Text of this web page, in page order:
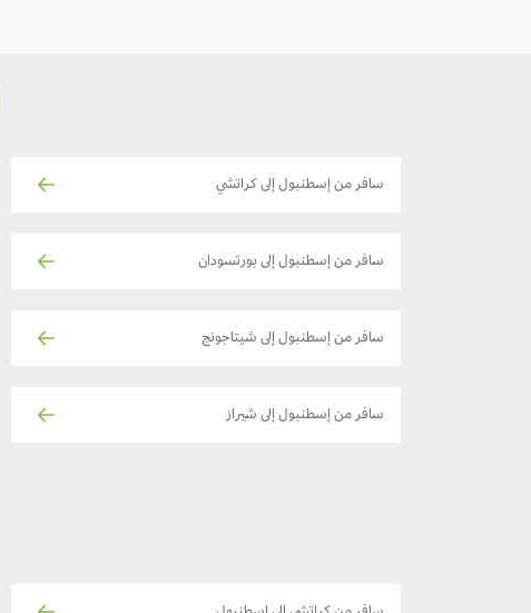
سافر من إسطنبول إلى كراتشي
سافر من إسطنبول إلى بورتسودان
سافر من إسطنبول إلى شيتاجونج
سافر من إسطنبول إلى شيراز